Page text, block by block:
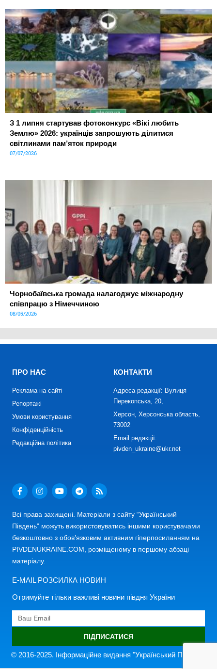
З 1 липня стартував фотоконкурс «Вікі любить
Землю» 2026: українців запрошують ділитися
світлинами пам’яток природи
07/07/2026
Чорнобаївська громада налагоджує міжнародну
співпрацю з Німеччиною
08/05/2026
ПРО НАС
Реклама на сайті
Репортажі
Умови користування
Конфіденційність
Редакційна політика
КОНТАКТИ
Адреса редакції: Вулиця
Перекопська, 20,
Херсон, Херсонська область,
73002
Email редакції:
pivden_ukraine@ukr.net
Всі права захищені. Матеріали з сайту “Український
Південь” можуть використовуватись іншими користувачами
безкоштовно з обов’язковим активним гіперпосиланням на
PIVDENUKRAINE.COM, розміщеному в першому абзаці
матеріалу.
E-MAIL РОЗСИЛКА НОВИН
Отримуйте тільки важливі новини півдня України
ПІДПИСАТИСЯ
© 2016-2025. Інформаційне видання "Український Південь"